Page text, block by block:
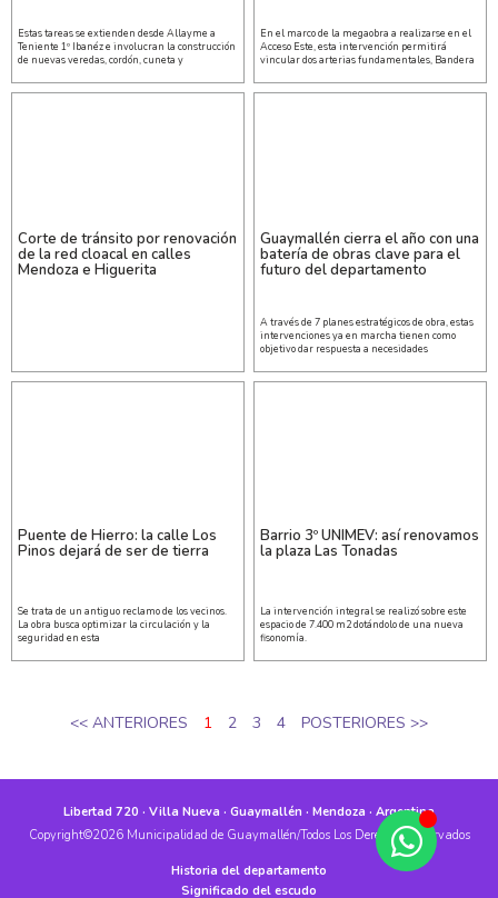
Estas tareas se extienden desde Allayme a
Teniente 1º Ibanéz e involucran la construcción
de nuevas veredas, cordón, cuneta y
En el marco de la megaobra a realizarse en el
Acceso Este, esta intervención permitirá
vincular dos arterias fundamentales, Bandera
Corte de tránsito por renovación
de la red cloacal en calles
Mendoza e Higuerita
Guaymallén cierra el año con una
batería de obras clave para el
futuro del departamento
A través de 7 planes estratégicos de obra, estas
intervenciones ya en marcha tienen como
objetivo dar respuesta a necesidades
Puente de Hierro: la calle Los
Pinos dejará de ser de tierra
Se trata de un antiguo reclamo de los vecinos.
La obra busca optimizar la circulación y la
seguridad en esta
Barrio 3º UNIMEV: así renovamos
la plaza Las Tonadas
La intervención integral se realizó sobre este
espacio de 7.400 m2 dotándolo de una nueva
fisonomía.
<< ANTERIORES 1 2 3 4 POSTERIORES >>
Libertad 720 · Villa Nueva · Guaymallén · Mendoza · Argentina
Copyright©2026 Municipalidad de Guaymallén/Todos Los Derechos Reservados
Historia del departamento
Significado del escudo